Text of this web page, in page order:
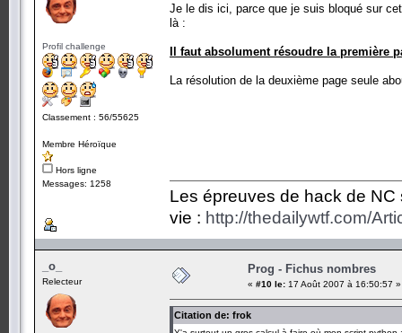
Profil challenge
Classement : 56/55625
Membre Héroïque
Hors ligne
Messages: 1258
Je le dis ici, parce que je suis bloqué sur
là :
Il faut absolument résoudre la première
La résolution de la deuxième page seule
Les épreuves de hack de
vie : http://thedailywtf.com/
_o_
Relecteur
Prog - Fichus nombres
« #10 le: 17 Août 2007 à 16:50:57 »
Citation de: frok